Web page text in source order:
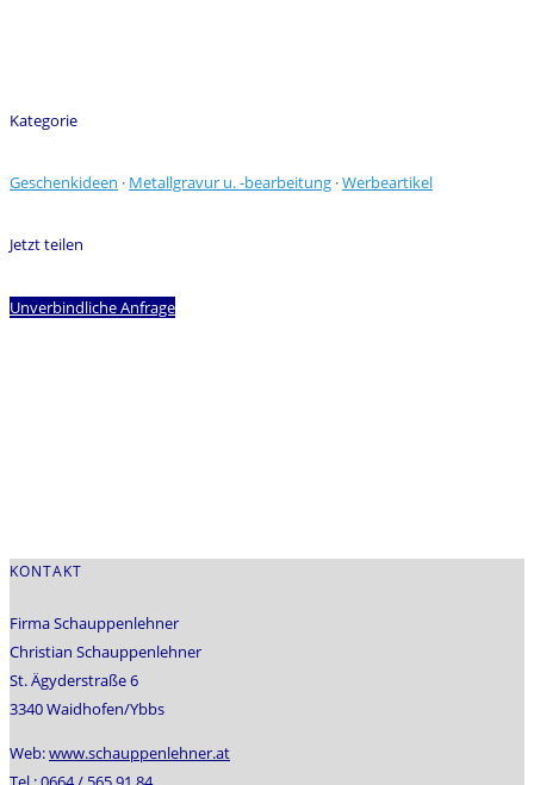
Kategorie
Geschenkideen · Metallgravur u. -bearbeitung ·Werbeartikel
Jetzt teilen
Unverbindliche Anfrage
KONTAKT
Firma Schauppenlehner
Christian Schauppenlehner
St. Ägyderstraße 6
3340 Waidhofen/Ybbs
Web:www.schauppenlehner.at